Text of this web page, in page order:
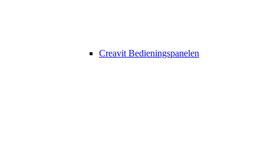
Creavit Bedieningspanelen